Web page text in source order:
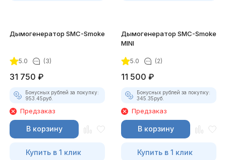
Дымогенератор SMC-Smoke
5.0 (3)
31 750 ₽
Бонусных рублей за покупку:
953.45руб.
Предзаказ
В корзину
Купить в 1 клик
Дымогенератор SMC-Smoke
MINI
5.0 (2)
11 500 ₽
Бонусных рублей за покупку:
345.35руб.
Предзаказ
В корзину
Купить в 1 клик